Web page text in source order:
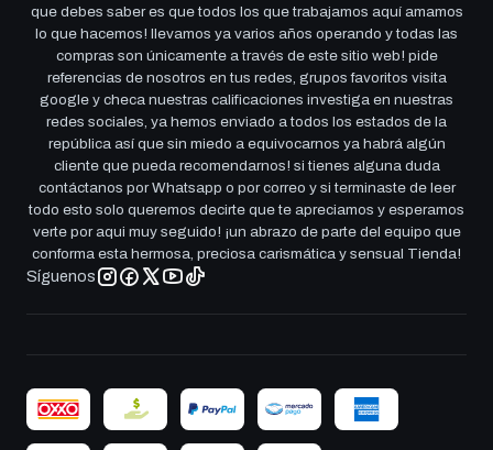
que debes saber es que todos los que trabajamos aquí amamos
lo que hacemos! llevamos ya varios años operando y todas las
compras son únicamente a través de este sitio web! pide
referencias de nosotros en tus redes, grupos favoritos visita
google y checa nuestras calificaciones investiga en nuestras
redes sociales, ya hemos enviado a todos los estados de la
república así que sin miedo a equivocarnos ya habrá algún
cliente que pueda recomendarnos! si tienes alguna duda
contáctanos por Whatsapp o por correo y si terminaste de leer
todo esto solo queremos decirte que te apreciamos y esperamos
verte por aqui muy seguido! ¡un abrazo de parte del equipo que
conforma esta hermosa, preciosa carismática y sensual Tienda!
Síguenos